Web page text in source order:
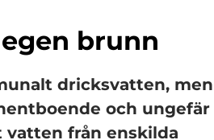
brunn
dricksvatten, men
och ungefär
från enskilda